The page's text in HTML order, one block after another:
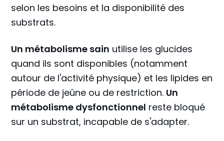
selon les besoins et la disponibilité des
substrats.
Un métabolisme sain utilise les glucides
quand ils sont disponibles (notamment
autour de l'activité physique) et les lipides en
période de jeûne ou de restriction. Un
métabolisme dysfonctionnel reste bloqué
sur un substrat, incapable de s'adapter.